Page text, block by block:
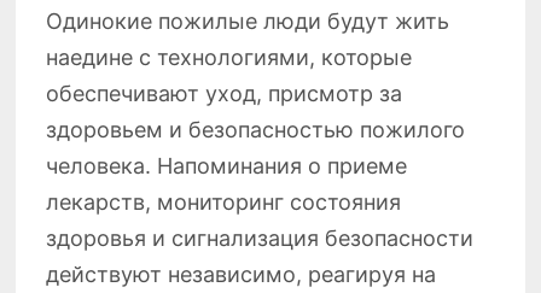
Одинокие пожилые люди будут жить
наедине с технологиями, которые
обеспечивают уход, присмотр за
здоровьем и безопасностью пожилого
человека. Напоминания о приеме
лекарств, мониторинг состояния
здоровья и сигнализация безопасности
действуют независимо, реагируя на